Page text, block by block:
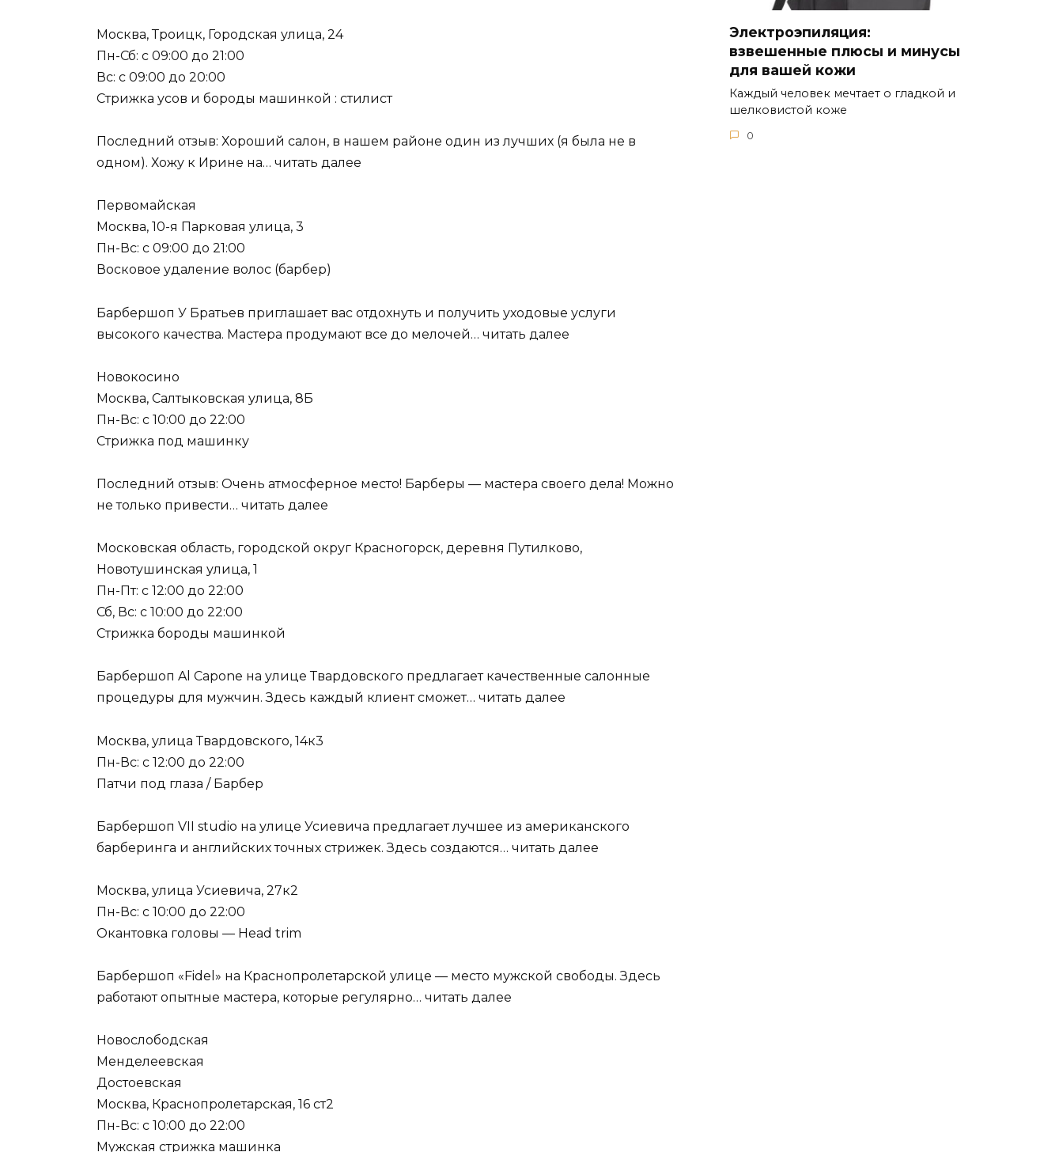
Москва, Троицк, Городская улица, 24
Пн-Сб: с 09:00 до 21:00
Вс: с 09:00 до 20:00
Стрижка усов и бороды машинкой : стилист
Последний отзыв: Хороший салон, в нашем районе один из лучших (я была не в
одном). Хожу к Ирине на… читать далее
Первомайская
Москва, 10-я Парковая улица, 3
Пн-Вс: с 09:00 до 21:00
Восковое удаление волос (барбер)
Барбершоп У Братьев приглашает вас отдохнуть и получить уходовые услуги
высокого качества. Мастера продумают все до мелочей… читать далее
Новокосино
Москва, Салтыковская улица, 8Б
Пн-Вс: с 10:00 до 22:00
Стрижка под машинку
Последний отзыв: Очень атмосферное место! Барберы — мастера своего дела! Можно
не только привести… читать далее
Московская область, городской округ Красногорск, деревня Путилково,
Новотушинская улица, 1
Пн-Пт: с 12:00 до 22:00
Сб, Вс: с 10:00 до 22:00
Стрижка бороды машинкой
Барбершоп Al Capone на улице Твардовского предлагает качественные салонные
процедуры для мужчин. Здесь каждый клиент сможет… читать далее
Москва, улица Твардовского, 14к3
Пн-Вс: с 12:00 до 22:00
Патчи под глаза / Барбер
Барбершоп VII studio на улице Усиевича предлагает лучшее из американского
барберинга и английских точных стрижек. Здесь создаются… читать далее
Москва, улица Усиевича, 27к2
Пн-Вс: с 10:00 до 22:00
Окантовка головы — Head trim
Барбершоп «Fidel» на Краснопролетарской улице — место мужской свободы. Здесь
работают опытные мастера, которые регулярно… читать далее
Новослободская
Менделеевская
Достоевская
Москва, Краснопролетарская, 16 ст2
Пн-Вс: с 10:00 до 22:00
Мужская стрижка машинка
Электроэпиляция:
взвешенные плюсы и минусы
для вашей кожи
Каждый человек мечтает о гладкой и
шелковистой коже
0